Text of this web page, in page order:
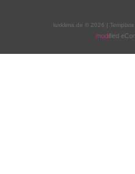
luxklima.de © 2026 |
modified